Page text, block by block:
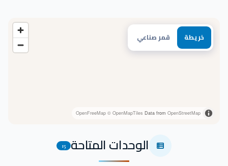
خريطة قمر صناعي
OpenFreeMap © OpenMapTiles Data from OpenStreetMap
الوحدات المتاحة 15